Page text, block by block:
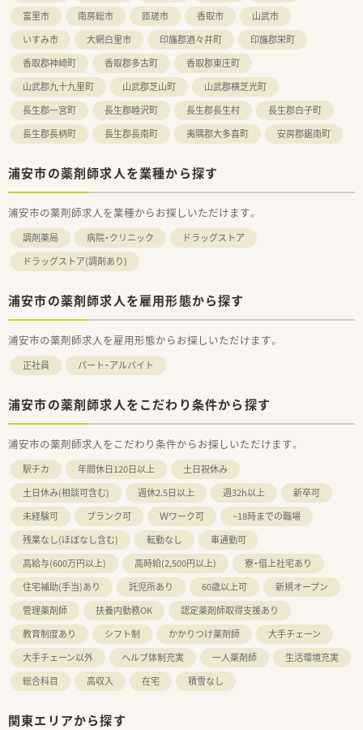
≪住友商事100％出資の安定した事業経営≫
・M&Aが積極的に行われるドラッグストア業界において盤石な経
営基盤は大きな強みです。
・総合商社として重要なヘルスケア分野に、戦略的かつ積極的な
先行投資をしています。
・住友商事の協力を受け、調剤オペレーションの自動化を導入し
効率化も図っています。
・充実した様々な福利厚生と制度もあるため、長く安心して生活
を送ることができます。
ける環境を整えています。
・未来を見据えて成長し、長く活躍し続けられる環境の中で新た
な一歩を踏み出せます。
≪風通しが良く働きやすい職場環境≫
・社員間は「さん」付けで呼び合えるほどフラットな関係性で、役
職や立場は関係ありません。
・風通しの良い環境はアイデアを出しやすく、大きく成長できる
・風通しの良い社風を実現するために、様々なサークル活動制度
も用意しています。
・首都圏にこだわった店舗展開のため、多くの仲間と交流ができ
店舗間の連携も良好です。
・残業時間の削減や年2回の連続休暇取得など、ライフワークバラ
ンスも推進しています。
らやりがいを感じ成長できます。
≪スキル、知識を幅広く身に着けキャリアアップが可能≫
・日進月歩の医療業界で、薬剤師は日常業務を行いながらも日々
学び続けることが重要です。
・トモズでは年次研修だけでなく、調剤技術研修によって継続的
に学び続けることができます。
・研修は業務時間内で実施し、オンとオフをしっかり切り替えて
プライベートも充実できます。
・本部社員の35％が薬剤師！教育研修担当・開発担当・IT担当など
幅広いキャリアがあります。
富里市
南房総市 匝瑳市 香取市
山武市
いすみ市
大網白里市 印旛郡酒々井町
印旛郡栄町
香取郡神崎町
香取郡多古町
香取郡東庄町
山武郡九十九里町
山武郡芝山町
山武郡横芝光町
長生郡一宮町
長生郡睦沢町 長生郡長生村
長生郡白子町
長生郡長柄町
長生郡長南町 夷隅郡大多喜町 安房郡鋸南町
浦安市の薬剤師求人を業種から探す
浦安市の薬剤師求人を業種からお探しいただけます。
調剤薬局 病院・クリニック
ドラッグストア
ドラッグストア(調剤あり)
浦安市の薬剤師求人を雇用形態から探す
浦安市の薬剤師求人を雇用形態からお探しいただけます。
正社員 パート・アルバイト
浦安市の薬剤師求人をこだわり条件から探す
浦安市の薬剤師求人をこだわり条件からお探しいただけます。
駅チカ 年間休日120日以上
土日祝休み
土日休み(相談可含む)
週休2.5日以上 週32h以上
新卒可
未経験可
ブランク可 Ｗワーク可
~18時までの職場
残業なし(ほぼなし含む)
転勤なし
車通勤可
高給与(600万円以上)
高時給(2,500円以上)
寮・借上社宅あり
住宅補助(手当)あり
託児所あり 60歳以上可
新規オープン
管理薬剤師
扶養内勤務OK
認定薬剤師取得支援あり
教育制度あり
シフト制 かかりつけ薬剤師
大手チェーン
大手チェーン以外
ヘルプ体制充実 一人薬剤師
生活環境充実
総合科目
高収入 在宅 積雪なし
関東エリアから探す